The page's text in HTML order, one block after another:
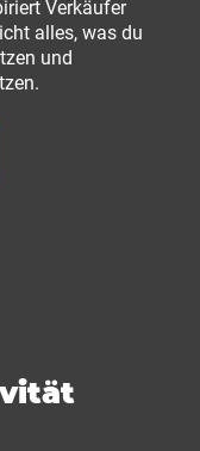
Verkäufer
alles, was du
und